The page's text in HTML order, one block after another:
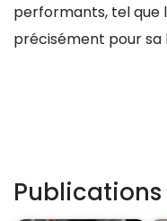
performants, tel que
précisément pour